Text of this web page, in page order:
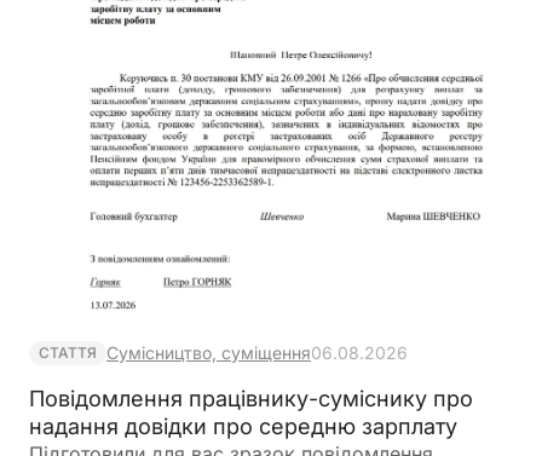
СТАТТЯ Сумісництво, суміщення06.08.2026
Повідомлення працівнику-суміснику про
надання довідки про середню зарплату